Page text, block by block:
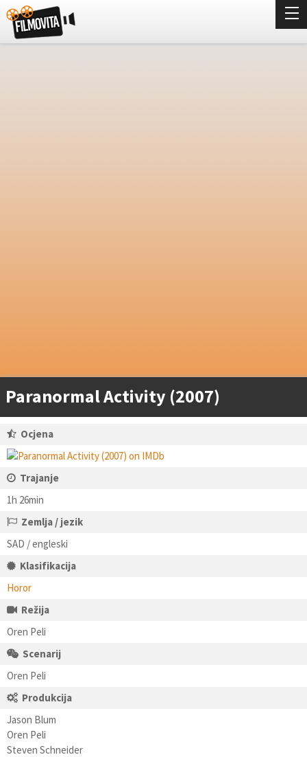
Paranormal Activity (2007)
Ocjena
Trajanje
1h 26min
Zemlja / jezik
SAD / engleski
Klasifikacija
Horor
Režija
Oren Peli
Scenarij
Oren Peli
Produkcija
Jason Blum
Oren Peli
Steven Schneider